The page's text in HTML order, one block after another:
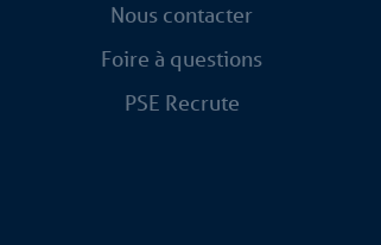
Nous contacter
Foire à questions
PSE Recrute